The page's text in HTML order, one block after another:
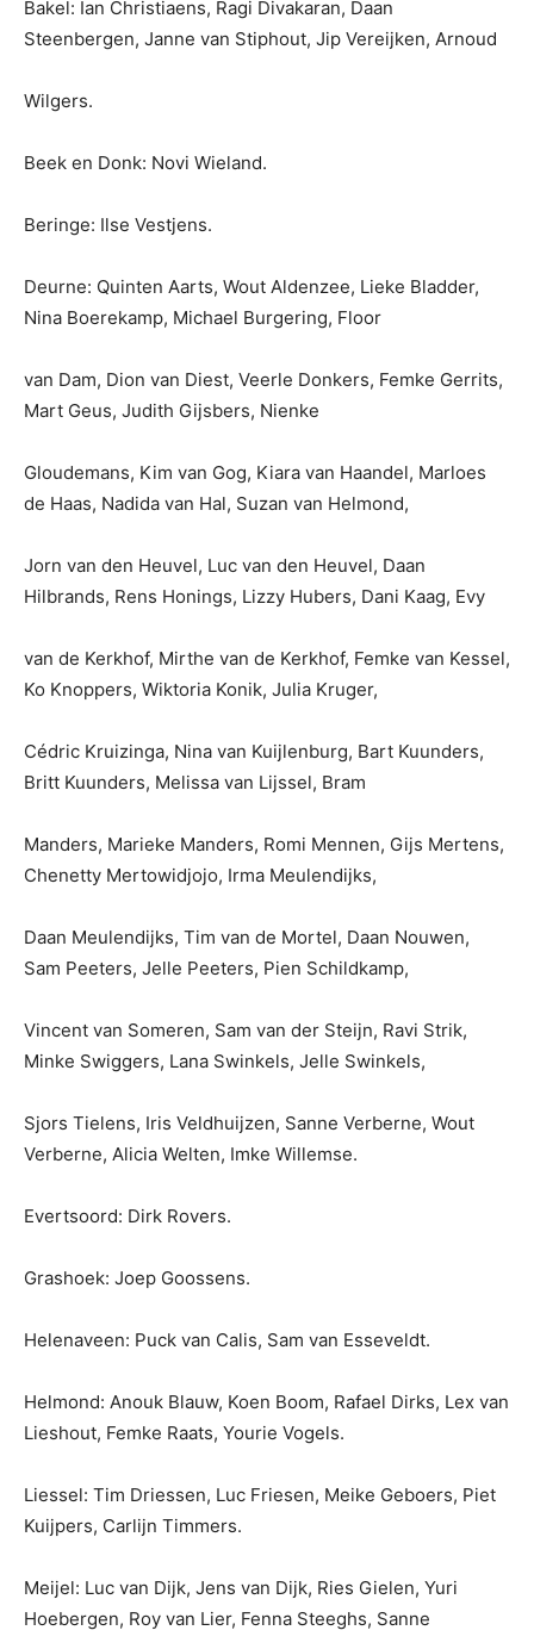
Bakel: Ian Christiaens, Ragi Divakaran, Daan
Steenbergen, Janne van Stiphout, Jip Vereijken, Arnoud
Wilgers.
Beek en Donk: Novi Wieland.
Beringe: Ilse Vestjens.
Deurne: Quinten Aarts, Wout Aldenzee, Lieke Bladder,
Nina Boerekamp, Michael Burgering, Floor
van Dam, Dion van Diest, Veerle Donkers, Femke Gerrits,
Mart Geus, Judith Gijsbers, Nienke
Gloudemans, Kim van Gog, Kiara van Haandel, Marloes
de Haas, Nadida van Hal, Suzan van Helmond,
Jorn van den Heuvel, Luc van den Heuvel, Daan
Hilbrands, Rens Honings, Lizzy Hubers, Dani Kaag, Evy
van de Kerkhof, Mirthe van de Kerkhof, Femke van Kessel,
Ko Knoppers, Wiktoria Konik, Julia Kruger,
Cédric Kruizinga, Nina van Kuijlenburg, Bart Kuunders,
Britt Kuunders, Melissa van Lijssel, Bram
Manders, Marieke Manders, Romi Mennen, Gijs Mertens,
Chenetty Mertowidjojo, Irma Meulendijks,
Daan Meulendijks, Tim van de Mortel, Daan Nouwen,
Sam Peeters, Jelle Peeters, Pien Schildkamp,
Vincent van Someren, Sam van der Steijn, Ravi Strik,
Minke Swiggers, Lana Swinkels, Jelle Swinkels,
Sjors Tielens, Iris Veldhuijzen, Sanne Verberne, Wout
Verberne, Alicia Welten, Imke Willemse.
Evertsoord: Dirk Rovers.
Grashoek: Joep Goossens.
Helenaveen: Puck van Calis, Sam van Esseveldt.
Helmond: Anouk Blauw, Koen Boom, Rafael Dirks, Lex van
Lieshout, Femke Raats, Yourie Vogels.
Liessel: Tim Driessen, Luc Friesen, Meike Geboers, Piet
Kuijpers, Carlijn Timmers.
Meijel: Luc van Dijk, Jens van Dijk, Ries Gielen, Yuri
Hoebergen, Roy van Lier, Fenna Steeghs, Sanne